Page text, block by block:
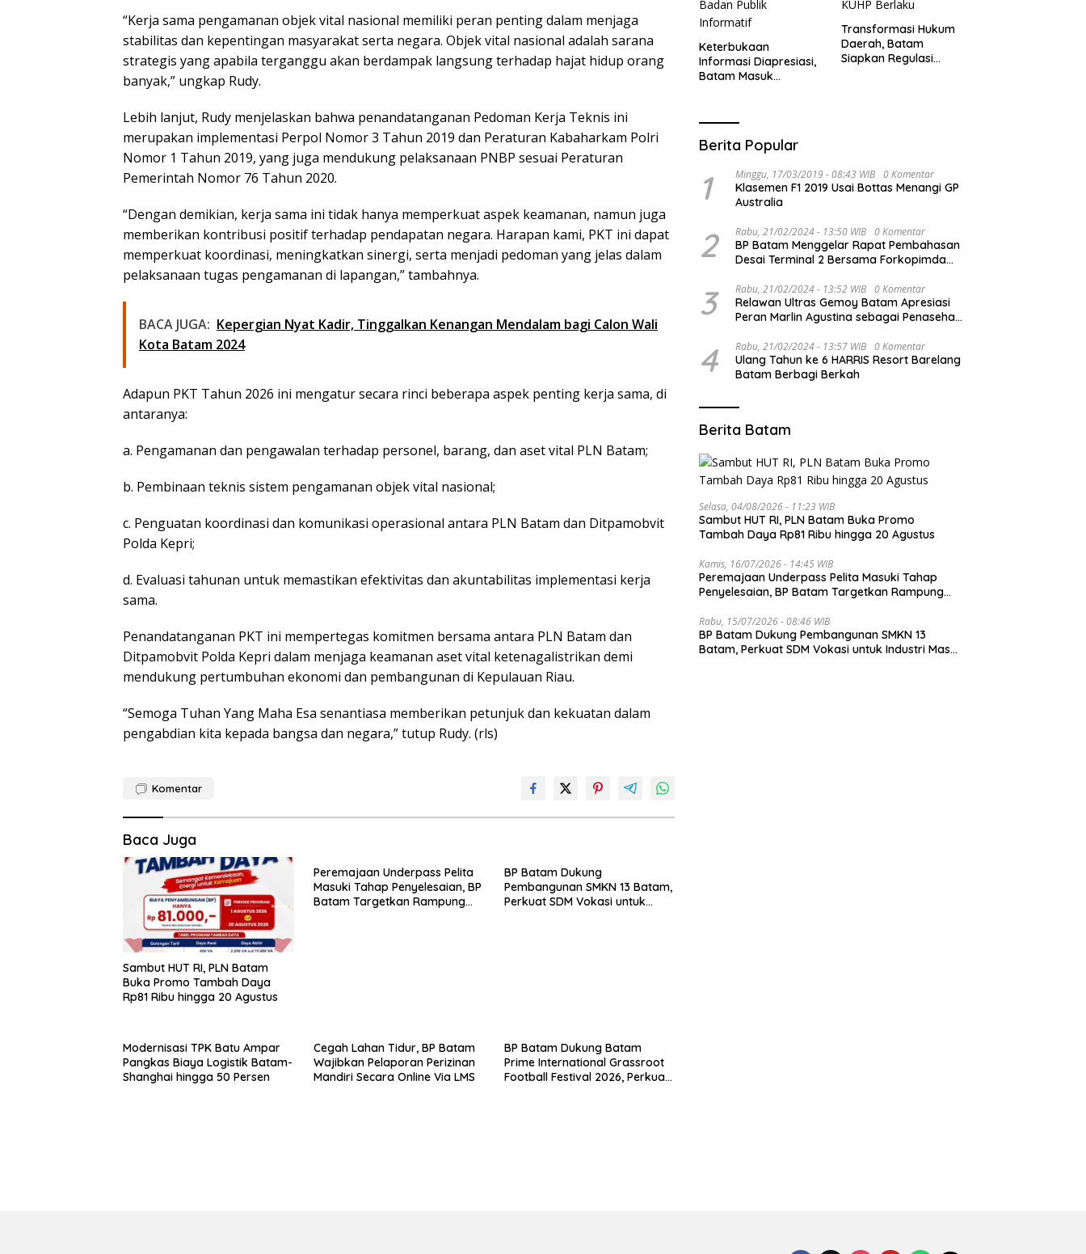
“Kerja sama pengamanan objek vital nasional memiliki peran penting dalam menjaga
stabilitas dan kepentingan masyarakat serta negara. Objek vital nasional adalah sarana
strategis yang apabila terganggu akan berdampak langsung terhadap hajat hidup orang
banyak,” ungkap Rudy.
Lebih lanjut, Rudy menjelaskan bahwa penandatanganan Pedoman Kerja Teknis ini
merupakan implementasi Perpol Nomor 3 Tahun 2019 dan Peraturan Kabaharkam Polri
Nomor 1 Tahun 2019, yang juga mendukung pelaksanaan PNBP sesuai Peraturan
Pemerintah Nomor 76 Tahun 2020.
“Dengan demikian, kerja sama ini tidak hanya memperkuat aspek keamanan, namun juga
memberikan kontribusi positif terhadap pendapatan negara. Harapan kami, PKT ini dapat
memperkuat koordinasi, meningkatkan sinergi, serta menjadi pedoman yang jelas dalam
pelaksanaan tugas pengamanan di lapangan,” tambahnya.
BACA JUGA: Kepergian Nyat Kadir, Tinggalkan Kenangan Mendalam bagi Calon Wali
Kota Batam 2024
Adapun PKT Tahun 2026 ini mengatur secara rinci beberapa aspek penting kerja sama, di
antaranya:
a. Pengamanan dan pengawalan terhadap personel, barang, dan aset vital PLN Batam;
b. Pembinaan teknis sistem pengamanan objek vital nasional;
c. Penguatan koordinasi dan komunikasi operasional antara PLN Batam dan Ditpamobvit
Polda Kepri;
d. Evaluasi tahunan untuk memastikan efektivitas dan akuntabilitas implementasi kerja
sama.
Penandatanganan PKT ini mempertegas komitmen bersama antara PLN Batam dan
Ditpamobvit Polda Kepri dalam menjaga keamanan aset vital ketenagalistrikan demi
mendukung pertumbuhan ekonomi dan pembangunan di Kepulauan Riau.
“Semoga Tuhan Yang Maha Esa senantiasa memberikan petunjuk dan kekuatan dalam
pengabdian kita kepada bangsa dan negara,” tutup Rudy. (rls)
Komentar
Baca Juga
Sambut HUT RI, PLN Batam
Buka Promo Tambah Daya
Rp81 Ribu hingga 20 Agustus
Peremajaan Underpass Pelita
Masuki Tahap Penyelesaian, BP
Batam Targetkan Rampung
BP Batam Dukung
Pembangunan SMKN 13 Batam,
Perkuat SDM Vokasi untuk
Modernisasi TPK Batu Ampar
Pangkas Biaya Logistik Batam-
Shanghai hingga 50 Persen
Cegah Lahan Tidur, BP Batam
Wajibkan Pelaporan Perizinan
Mandiri Secara Online Via LMS
BP Batam Dukung Batam
Prime International Grassroot
Football Festival 2026, Perkuat
Keterbukaan
Informasi Diapresiasi,
Batam Masuk
Transformasi Hukum
Daerah, Batam
Siapkan Regulasi
Berita Popular
1 Minggu, 17/03/2019 - 08:43 WIB 0 Komentar
Klasemen F1 2019 Usai Bottas Menangi GP
Australia
2 Rabu, 21/02/2024 - 13:50 WIB 0 Komentar
BP Batam Menggelar Rapat Pembahasan
Desai Terminal 2 Bersama Forkopimda
3 Rabu, 21/02/2024 - 13:52 WIB 0 Komentar
Relawan Ultras Gemoy Batam Apresiasi
Peran Marlin Agustina sebagai Penasehat
4 Rabu, 21/02/2024 - 13:57 WIB 0 Komentar
Ulang Tahun ke 6 HARRIS Resort Barelang
Batam Berbagi Berkah
Berita Batam
Selasa, 04/08/2026 - 11:23 WIB
Sambut HUT RI, PLN Batam Buka Promo
Tambah Daya Rp81 Ribu hingga 20 Agustus
Kamis, 16/07/2026 - 14:45 WIB
Peremajaan Underpass Pelita Masuki Tahap
Penyelesaian, BP Batam Targetkan Rampung
Rabu, 15/07/2026 - 08:46 WIB
BP Batam Dukung Pembangunan SMKN 13
Batam, Perkuat SDM Vokasi untuk Industri Masa